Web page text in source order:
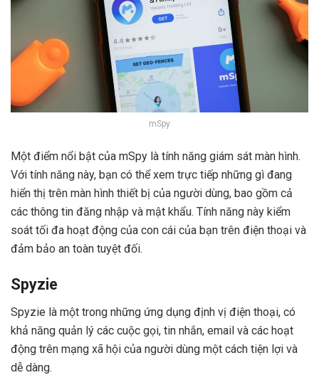
mSpy
Một điểm nổi bật của mSpy là tính năng giám sát màn hình.
Với tính năng này, bạn có thể xem trực tiếp những gì đang
hiển thị trên màn hình thiết bị của người dùng, bao gồm cả
các thông tin đăng nhập và mật khẩu. Tính năng này kiểm
soát tối đa hoạt động của con cái của bạn trên điện thoại và
đảm bảo an toàn tuyệt đối.
Spyzie
Spyzie là một trong những ứng dụng định vị điện thoại, có
khả năng quản lý các cuộc gọi, tin nhắn, email và các hoạt
động trên mạng xã hội của người dùng một cách tiện lợi và
dễ dàng.